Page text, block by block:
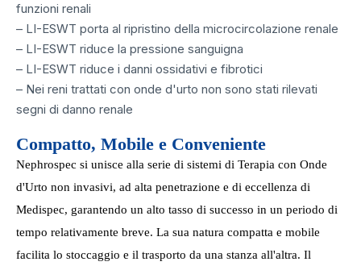
funzioni renali
– LI-ESWT porta al ripristino della microcircolazione renale
– LI-ESWT riduce la pressione sanguigna
– LI-ESWT riduce i danni ossidativi e fibrotici
– Nei reni trattati con onde d'urto non sono stati rilevati
segni di danno renale
Compatto, Mobile e Conveniente
Nephrospec si unisce alla serie di sistemi di Terapia con Onde
d'Urto non invasivi, ad alta penetrazione e di eccellenza di
Medispec, garantendo un alto tasso di successo in un periodo di
tempo relativamente breve. La sua natura compatta e mobile
facilita lo stoccaggio e il trasporto da una stanza all'altra. Il